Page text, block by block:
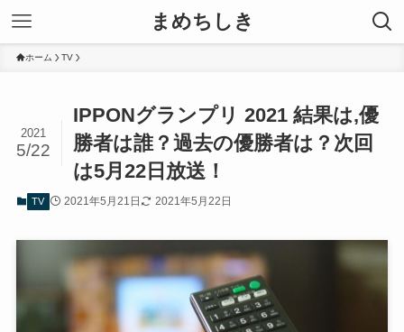
まめちしき
ホーム TV
IPPONグランプリ 2021 結果は,優
勝者は誰？過去の優勝者は？次回
は5月22日放送！
2021
5/22
TV 2021年5月21日 2021年5月22日